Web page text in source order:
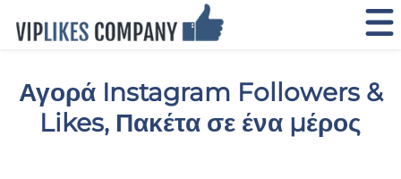
Αγορά Instagram Followers &
Likes, Πακέτα σε ένα μέρος